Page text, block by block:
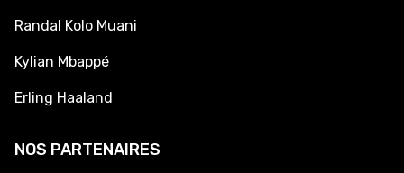
Randal Kolo Muani
Kylian Mbappé
Erling Haaland
NOS PARTENAIRES